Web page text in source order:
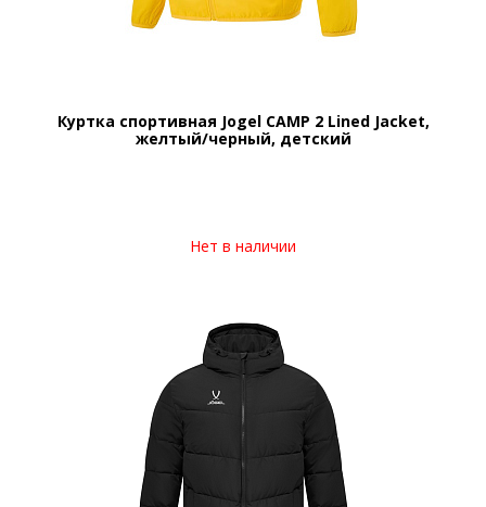
Куртка спортивная Jogel CAMP 2 Lined Jacket,
желтый/черный, детский
Нет в наличии